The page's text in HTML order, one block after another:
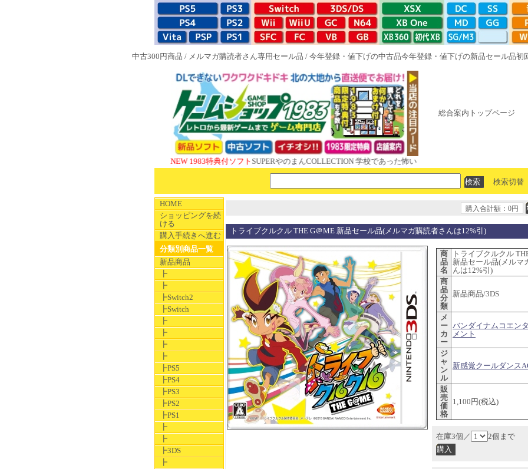
中古300円商品 / メルマガ購読者さん専用セール品 / 今年登録・値下げの中古品今年登録・値下げの新品セール品初
総合案内トップページ
NEW 1983特典付ソフトSUPERやのまんCOLLECTION 学校であった怖い話と晦󠄀つきこもり ルート16R やがて
検索切替
HOME
ショッピングを続
ける
購入手続きへ進む
分類別商品一覧
新品商品
┣
┣
┣Switch2
┣Switch
┣
┣
┣
┣
┣PS5
┣PS4
┣PS3
┣PS2
┣PS1
┣
┣
┣3DS
┣
購入合計額：0円
トライブクルクル THE G＠ME 新品セール品(メルマガ購読者さんは12%引)
商
品
名
トライブクルクル
新品セール品(メルマ
んは12%引)
商
品
分
類
新品商品/3DS
メ
ー
カ
ー
バンダイナムコエン
メント
ジ
ャ
ン
ル
新感覚クールダンス
販
売
価
格
1,100円(税込)
在庫3個／ 2個まで